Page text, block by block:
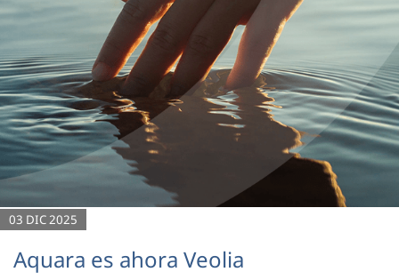
03 DIC 2025
Aquara es ahora Veolia